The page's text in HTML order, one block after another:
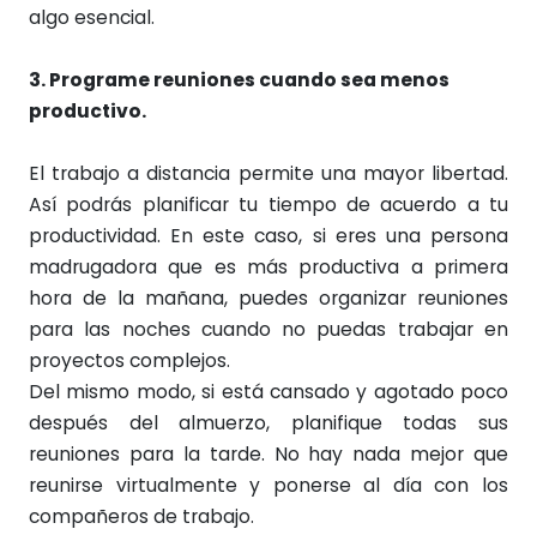
algo esencial.
3. Programe reuniones cuando sea menos
productivo.
El trabajo a distancia permite una mayor libertad.
Así podrás planificar tu tiempo de acuerdo a tu
productividad. En este caso, si eres una persona
madrugadora que es más productiva a primera
hora de la mañana, puedes organizar reuniones
para las noches cuando no puedas trabajar en
proyectos complejos.
Del mismo modo, si está cansado y agotado poco
después del almuerzo, planifique todas sus
reuniones para la tarde. No hay nada mejor que
reunirse virtualmente y ponerse al día con los
compañeros de trabajo.